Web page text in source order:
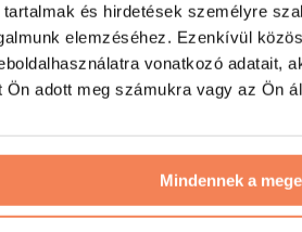
és hirdetések személyre
elemzéséhez. Ezenkívül
vonatkozó adatait,
Ön adott meg számukra vagy az Ön
Mindennek a